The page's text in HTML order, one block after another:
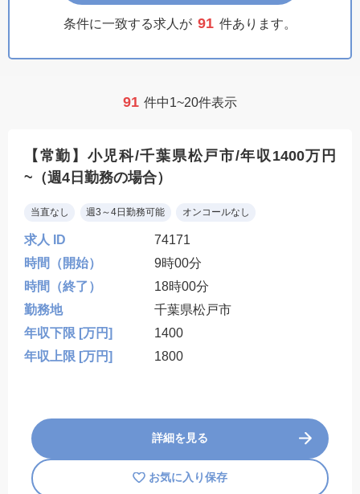
条件に一致する求人が 91 件あります。
91 件中1~20件表示
【常勤】小児科/千葉県松戸市/年収1400万円
~（週4日勤務の場合）
当直なし 週3～4日勤務可能 オンコールなし
求人 ID
74171
時間（開始）
9時00分
時間（終了）
18時00分
勤務地
千葉県松戸市
年収下限 [万円]
1400
年収上限 [万円]
1800
詳細を見る
お気に入り保存